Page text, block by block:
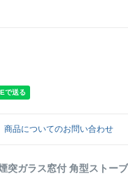
商品についてのお問い合わせ
突ガラス窓付 角型ストー